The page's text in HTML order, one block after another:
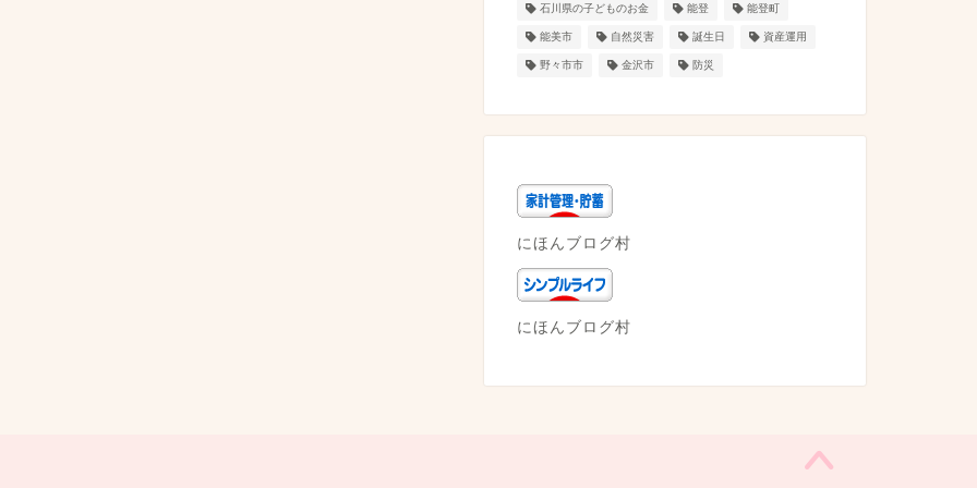
石川県の子どものお金 能登 能登町
能美市 自然災害 誕生日 資産運用
野々市市 金沢市 防災
にほんブログ村
にほんブログ村